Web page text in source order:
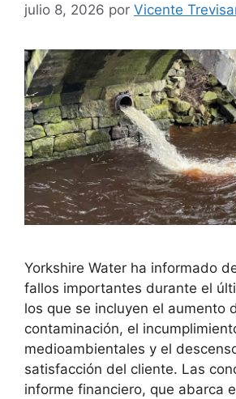
julio 8, 2026 por Vicente
Yorkshire Water ha informado
fallos importantes durante el
los que se incluyen el aumento
contaminación, el
medioambientales y el
satisfacción del cliente. Las
informe financiero, que abarca